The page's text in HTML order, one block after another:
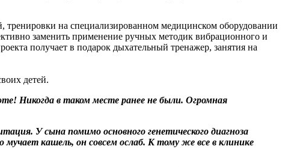
тренировки на специализированном медицинском оборудовании
заменить применение ручных методик вибрационного и
получает в подарок дыхательный тренажер, занятия на
детей.
Никогда в таком месте ранее не были. Огромная
У сына помимо основного генетического диагноза
кашель, он совсем ослаб. К тому же все в клинике